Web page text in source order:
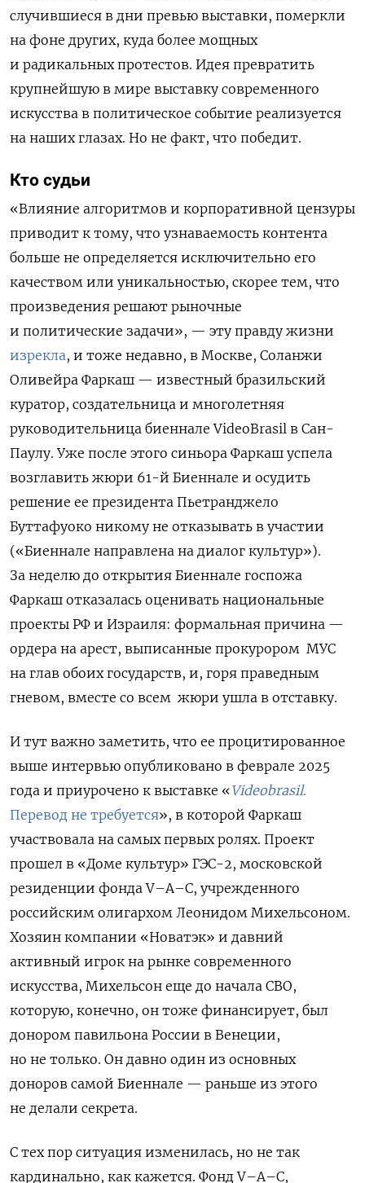
случившиеся в дни превью выставки, померкли
на фоне других, куда более мощных
и радикальных протестов. Идея превратить
крупнейшую в мире выставку современного
искусства в политическое событие реализуется
на наших глазах. Но не факт, что победит.
Кто судьи
«Влияние алгоритмов и корпоративной цензуры
приводит к тому, что узнаваемость контента
больше не определяется исключительно его
качеством или уникальностью, скорее тем, что
произведения решают рыночные
и политические задачи», — эту правду жизни
изрекла, и тоже недавно, в Москве, Соланжи
Оливейра Фаркаш — известный бразильский
куратор, создательница и многолетняя
руководительница биенналеVideoBrasil в Сан-
Паулу. Уже после этого синьора Фаркаш успела
возглавить жюри 61-й Биеннале и осудить
решение ее президента Пьетранджело
Буттафуоко никому не отказывать в участии
(«Биеннале направлена на диалог культур»).
За неделю до открытия Биеннале госпожа
Фаркаш отказалась оценивать национальные
проекты РФ и Израиля: формальная причина —
ордера на арест, выписанные прокурором МУС
на глав обоих государств, и, горя праведным
гневом, вместе со всем жюри ушла в отставку.
И тут важно заметить, что ее процитированное
выше интервью опубликовано в феврале 2025
года и приурочено к выставке «Videobrasil.
Перевод не требуется», в которой Фаркаш
участвовала на самых первых ролях. Проект
прошел в «Доме культур» ГЭС-2, московской
резиденции фонда V–A–C, учрежденного
российским олигархом Леонидом Михельсоном.
Хозяин компании «Новатэк» и давний
активный игрок на рынке современного
искусства, Михельсон еще до начала СВО,
которую, конечно, он тоже финансирует, был
донором павильона России в Венеции,
но не только. Он давно один из основных
доноров самой Биеннале — раньше из этого
не делали секрета.
С тех пор ситуация изменилась, но не так
кардинально, как кажется. Фонд V–A–C,